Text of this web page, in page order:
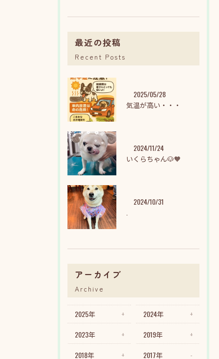
最近の投稿
Recent Posts
2025/05/28
気温が高い・・・
2024/11/24
いくらちゃん🐶🧡
2024/10/31
アーカイブ
Archive
2025年
2024年
2023年
2019年
2018年
2017年